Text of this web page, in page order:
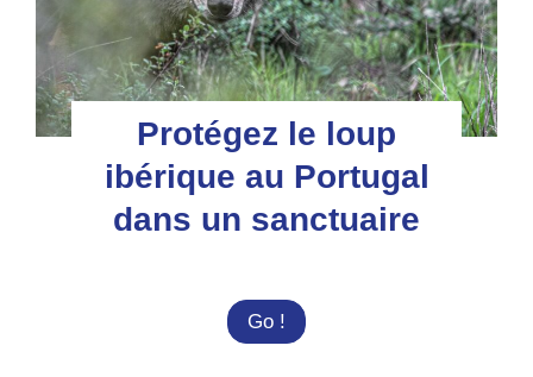
Protégez le loup
ibérique au Portugal
dans un sanctuaire
Go ! Protégez
le